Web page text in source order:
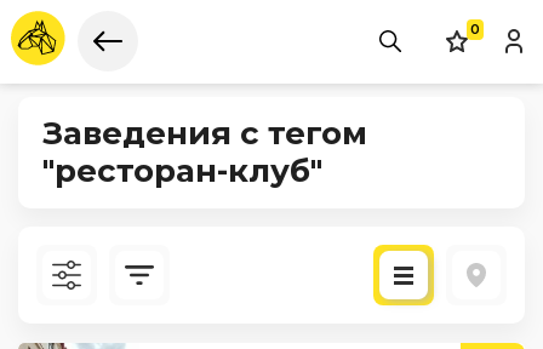
0
Заведения с тегом
"ресторан-клуб"